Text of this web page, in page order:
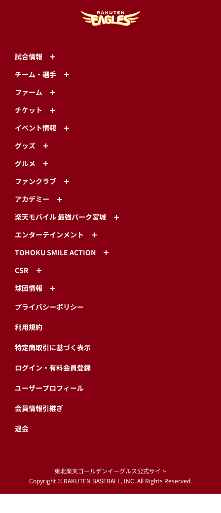
試合情報
チーム・選手
ファーム
チケット
イベント情報
グッズ
グルメ
ファンクラブ
アカデミー
楽天モバイル 最強パーク宮城
エンターテインメント
TOHOKU SMILE ACTION
CSR
球団情報
プライバシーポリシー
利用規約
特定商取引に基づく表示
ログイン・有料会員登録
ユーザープロフィール
会員情報引継ぎ
退会
東北楽天ゴールデンイーグルス公式サイト
Copyright © RAKUTEN BASEBALL, INC. All Rights Reserved.